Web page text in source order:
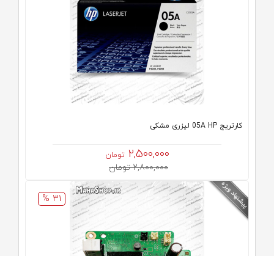
كارتريج 05A HP لیزری مشکی
2,500,000 تومان
2,800,000 تومان
31 %